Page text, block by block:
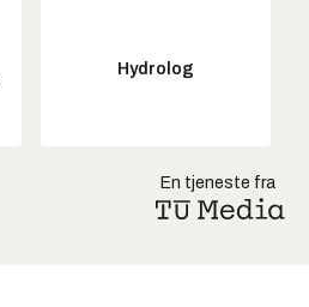
Hydrolog
En tjeneste fra